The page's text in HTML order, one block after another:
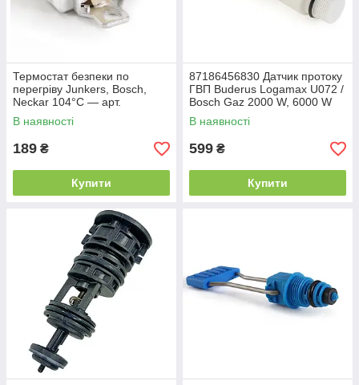
Термостат безпеки по
перегріву Junkers, Bosch,
Neckar 104°C — арт.
8707206132 (87072062040)
В наявності
189 ₴
Купити
87186456830 Датчик протоку
ГВП Buderus Logamax U072 /
Bosch Gaz 2000 W, 6000 W
(оригінал Bitron)
В наявності
599 ₴
Купити